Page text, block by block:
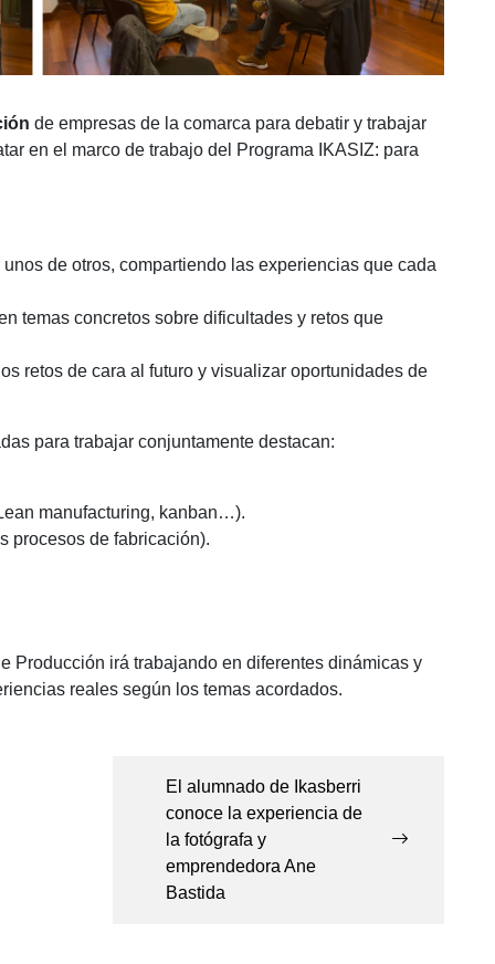
de empresas de la comarca para debatir y trabajar
en el marco de trabajo del Programa IKASIZ: para
de otros, compartiendo las experiencias que cada
temas concretos sobre dificultades y retos que
retos de cara al futuro y visualizar oportunidades de
para trabajar conjuntamente destacan:
manufacturing, kanban…).
procesos de fabricación).
Producción irá trabajando en diferentes dinámicas y
reales según los temas acordados.
El alumnado de Ikasberri
conoce la experiencia de
la fotógrafa y
emprendedora Ane
Bastida